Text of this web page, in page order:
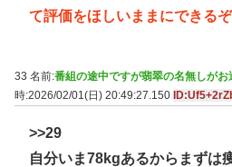
て評価をほしいままにできるぞ
33 名前:番組の途中ですが翡翠の名無しがお
時:2026/02/01(日) 20:49:27.150
>>29
自分いま78kgあるからまずは